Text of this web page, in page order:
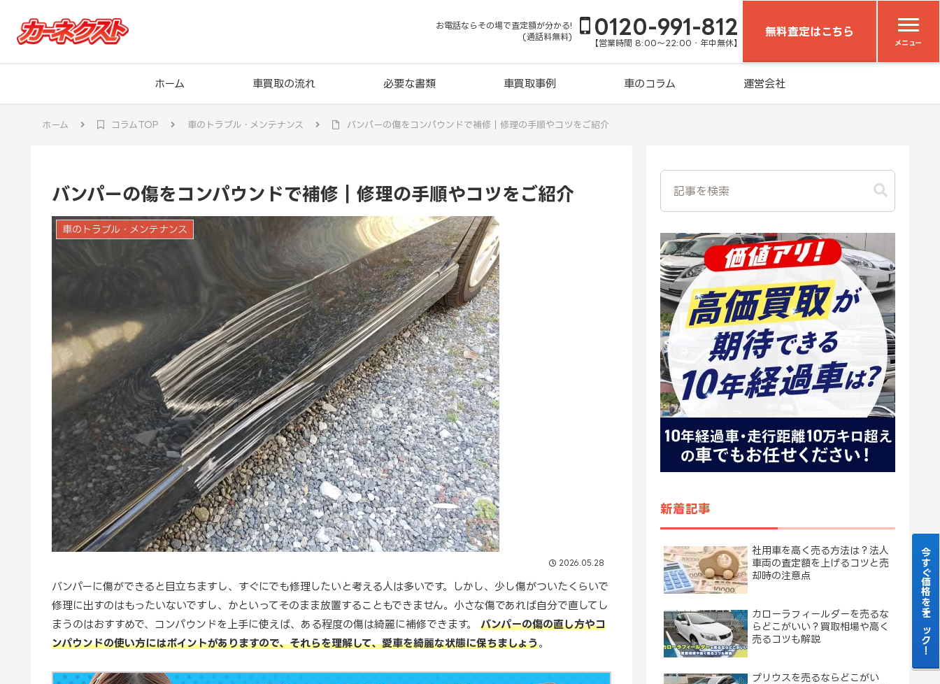
お電話ならその場で査定額が分かる!
(通話料無料)
0120-991-812
【営業時間 8:00～22:00・年中無休】
無料査定はこちら
メニュー
ホーム 車買取の流れ 必要な書類 車買取事例 車のコラム 運営会社
ホーム コラムTOP 車のトラブル・メンテナンス バンパーの傷をコンパウンドで補修｜修理の手順やコツをご紹介
バンパーの傷をコンパウンドで補修｜修理の手順やコツをご紹介
車のトラブル・メンテナンス
2026.05.28
バンパーに傷ができると目立ちますし、すぐにでも修理したいと考える人は多いです。しかし、少し傷がついたくらいで
修理に出すのはもったいないですし、かといってそのまま放置することもできません。小さな傷であれば自分で直してし
まうのはおすすめで、コンパウンドを上手に使えば、ある程度の傷は綺麗に補修できます。 バンパーの傷の直し方やコ
ンパウンドの使い方にはポイントがありますので、それらを理解して、愛車を綺麗な状態に保ちましょう。
新着記事
社用車を高く売る方法は？法人
車両の査定額を上げるコツと売
却時の注意点
カローラフィールダーを売るな
らどこがいい？買取相場や高く
売るコツも解説
プリウスを売るならどこがい
今すぐ価格をチェック！